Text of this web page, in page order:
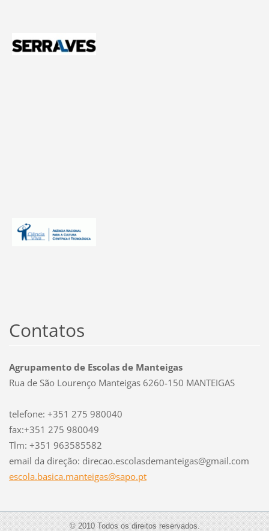
Contatos
Agrupamento de Escolas de Manteigas
Rua de São Lourenço Manteigas 6260-150 MANTEIGAS
telefone: +351 275 980040
fax:+351 275 980049
Tlm: +351 963585582
email da direção: direcao.escolasdemanteigas@gmail.com
escola.basica.manteigas@sapo.pt
© 2010 Todos os direitos reservados.